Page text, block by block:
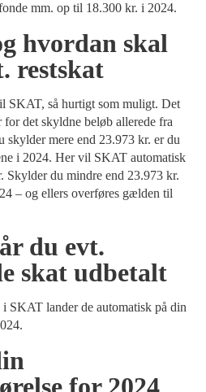
mm. op til 18.300 kr. i 2024.
hvordan skal
restskat
SKAT, så hurtigt som muligt. Det
for det skyldne beløb allerede fra
skylder mere end 23.973 kr. er du
i 2024. Her vil SKAT automatisk
Skylder du mindre end 23.973 kr.
– og ellers overføres gælden til
du evt.
skat udbetalt
SKAT lander de automatisk på din